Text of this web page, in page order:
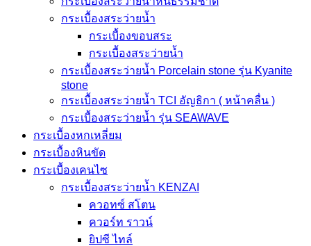
กระเบื้องสระว่ายนํ้า
กระเบื้องขอบสระ
กระเบื้องสระว่ายนํ้า
กระเบื้องสระว่ายนํ้า Porcelain stone รุ่น Kyanite
stone
กระเบื้องสระว่ายนํ้า TCI อัญธิกา ( หน้าคลื่น )
กระเบื้องสระว่ายนํ้า รุ่น SEAWAVE
กระเบื้องหกเหลี่ยม
กระเบื้องหินขัด
กระเบื้องเคนไซ
กระเบื้องสระว่ายน้ำ KENZAI
ควอทซ์ สโตน
ควอร์ท ราวน์
ยิปซี ไทล์